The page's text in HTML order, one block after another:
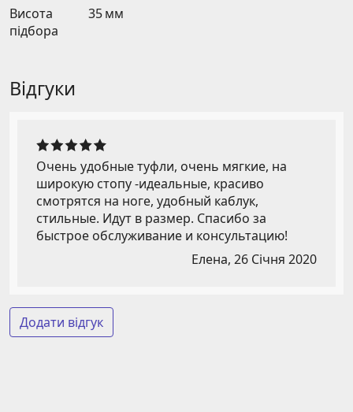
Висота
підбора
35 мм
Відгуки
Очень удобные туфли, очень мягкие, на
широкую стопу -идеальные, красиво
смотрятся на ноге, удобный каблук,
стильные. Идут в размер. Спасибо за
быстрое обслуживание и консультацию!
Елена, 26 Січня 2020
Додати відгук